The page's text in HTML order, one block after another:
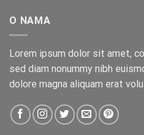
O NAMA
Lorem ipsum dolor sit amet,
sed diam nonummy nibh
dolore magna aliquam erat